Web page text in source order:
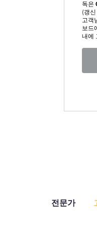
독은
(갱
고객
보드
내에
전문가